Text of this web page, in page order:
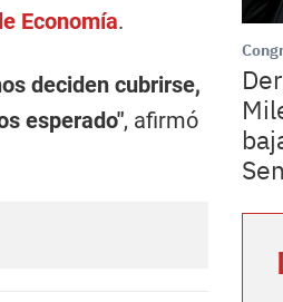
Economía.
deciden cubrirse,
esperado", afirmó